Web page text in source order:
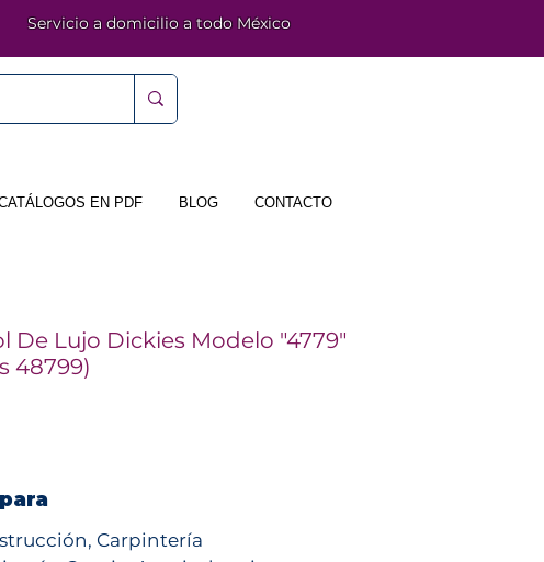
Servicio a domicilio a todo México
EN PDF BLOG CONTACTO
De Lujo Dickies Modelo "4779"
48799)
Carpintería